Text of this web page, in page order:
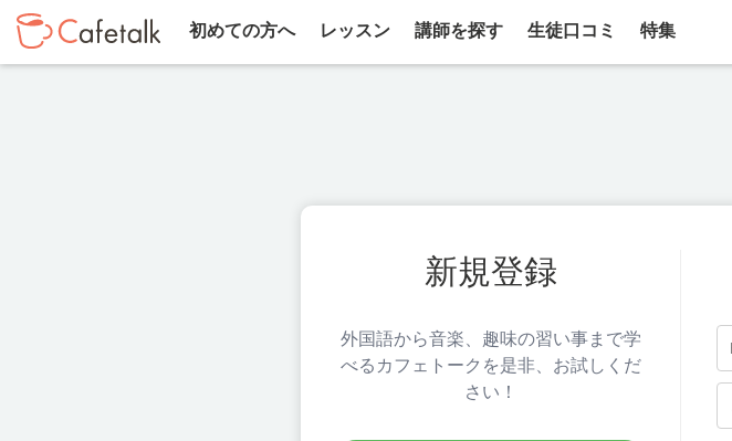
初めての方へ レッスン 講師を探す 生徒口コミ 特集
新規登録
外国語から音楽、趣味の習い事まで学
べるカフェトークを是非、お試しくだ
さい！